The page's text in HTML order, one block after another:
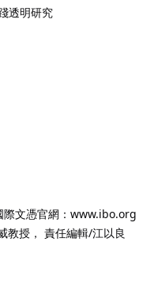
透明研究
際文憑官網：www.ibo.org
教授， 責任編輯/江以良